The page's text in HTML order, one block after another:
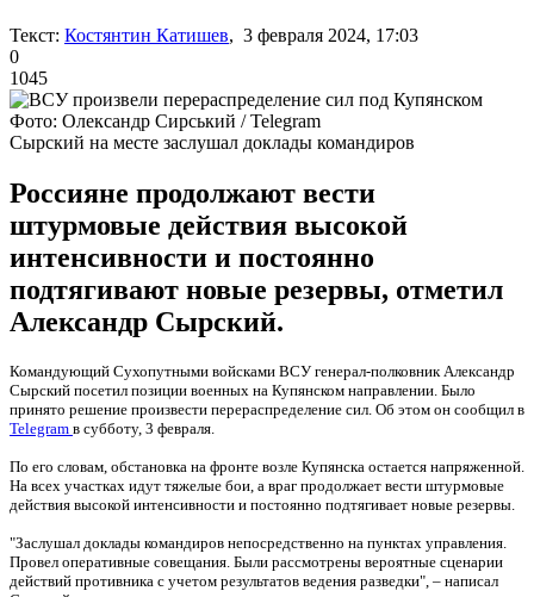
Текст: Костянтин Катишев, 3 февраля 2024, 17:03
0
1045
Фото: Олександр Сирський / Telegram
Сырский на месте заслушал доклады командиров
Россияне продолжают вести
штурмовые действия высокой
интенсивности и постоянно
подтягивают новые резервы, отметил
Александр Сырский.
Командующий Сухопутными войсками ВСУ генерал-полковник Александр
Сырский посетил позиции военных на Купянском направлении. Было
принято решение произвести перераспределение сил. Об этом он сообщил в
Telegram в субботу, 3 февраля.
По его словам, обстановка на фронте возле Купянска остается напряженной.
На всех участках идут тяжелые бои, а враг продолжает вести штурмовые
действия высокой интенсивности и постоянно подтягивает новые резервы.
"Заслушал доклады командиров непосредственно на пунктах управления.
Провел оперативные совещания. Были рассмотрены вероятные сценарии
действий противника с учетом результатов ведения разведки", – написал